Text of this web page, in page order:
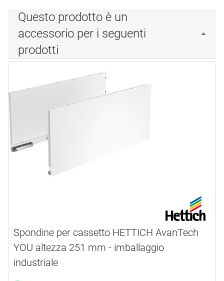
Questo prodotto è un
accessorio per i seguenti
prodotti
Spondine per cassetto HETTICH AvanTech
YOU altezza 251 mm - imballaggio
industriale